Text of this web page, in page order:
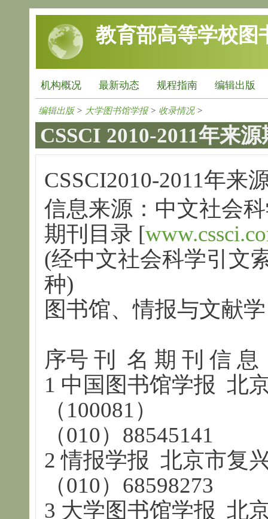
跳转到主要内容
教育部高等学校图
机构概况 最新动态 规程指南 编辑出版
编辑出版> 大学图书馆学报> 收录情况>
CSSCI 2010-2011年来
CSSCI2010-2011年来
信息来源：中文社会
期刊目录 [
(经中文社会科学引文
种)
图书馆、情报与文献
序号 刊 名 期 刊 信 息
1 中国图书馆学报 北
（100081）
（010）88545141
2 情报学报 北京市复
（010）68598273
3 大学图书馆学报 北